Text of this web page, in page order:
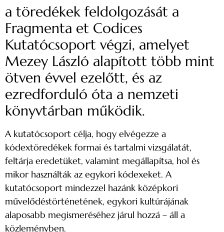
a töredékek feldolgozását a
Fragmenta et Codices
Kutatócsoport végzi, amelyet
Mezey László alapított több mint
ötven évvel ezelőtt, és az
ezredforduló óta a nemzeti
könyvtárban működik.
A kutatócsoport célja, hogy elvégezze a
kódextöredékek formai és tartalmi vizsgálatát,
feltárja eredetüket, valamint megállapítsa, hol és
mikor használták az egykori kódexeket. A
kutatócsoport mindezzel hazánk középkori
művelődéstörténetének, egykori kultúrájának
alaposabb megismeréséhez járul hozzá – áll a
közleményben.